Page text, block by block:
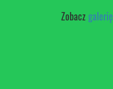
Zobaczgalerię